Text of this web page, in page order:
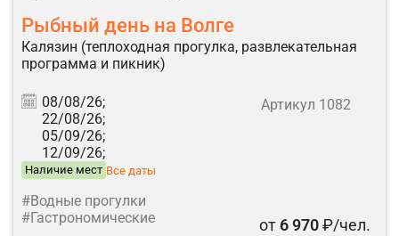
Рыбный день на Волге
Калязин (теплоходная прогулка, развлекательная
программа и пикник)
08/08/26;
22/08/26;
05/09/26;
12/09/26;
Наличие мест Все даты
Артикул 1082
#Водные прогулки
#Гастрономические
от 6 970₽/чел.